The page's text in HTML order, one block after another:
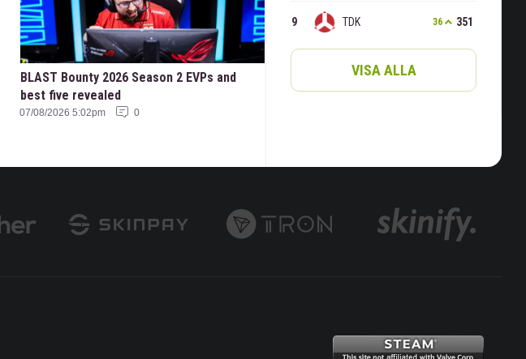
TDK 36 351
VISA ALLA
BLAST Bounty 2026 Season 2 EVPs and
best five revealed
07/08/2026 5:02pm 0